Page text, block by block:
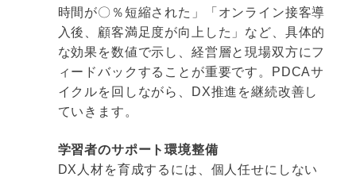
時間が〇％短縮された」「オンライン接客導
入後、顧客満足度が向上した」など、具体的
な効果を数値で示し、経営層と現場双方にフ
ィードバックすることが重要です。PDCAサ
イクルを回しながら、DX推進を継続改善し
ていきます。
学習者のサポート環境整備
DX人材を育成するには、個人任せにしない